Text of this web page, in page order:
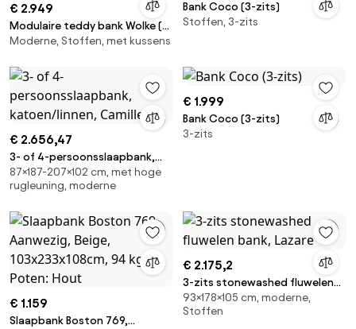
€ 2.949
Modulaire teddy bank Wolke (3-
zits)
Moderne, Stoffen, met kussens
Bank Coco (3-zits)
Stoffen, 3-zits
€ 2.656,47
3- of 4-persoonsslaapbank,
katoen/linnen, Camille
87×187-207×102 cm, met hoge
rugleuning, moderne
€ 1.999
Bank Coco (3-zits)
3-zits
€ 1.159
Slaapbank Boston 769,
€ 2.175,2
3-zits stonewashed fluwelen
bank, Lazare
93×178×105 cm, moderne,
Stoffen